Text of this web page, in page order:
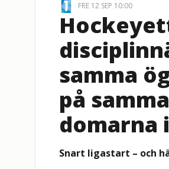
FRE 12 SEP 10:00
samma
på
Snart ligastart – och